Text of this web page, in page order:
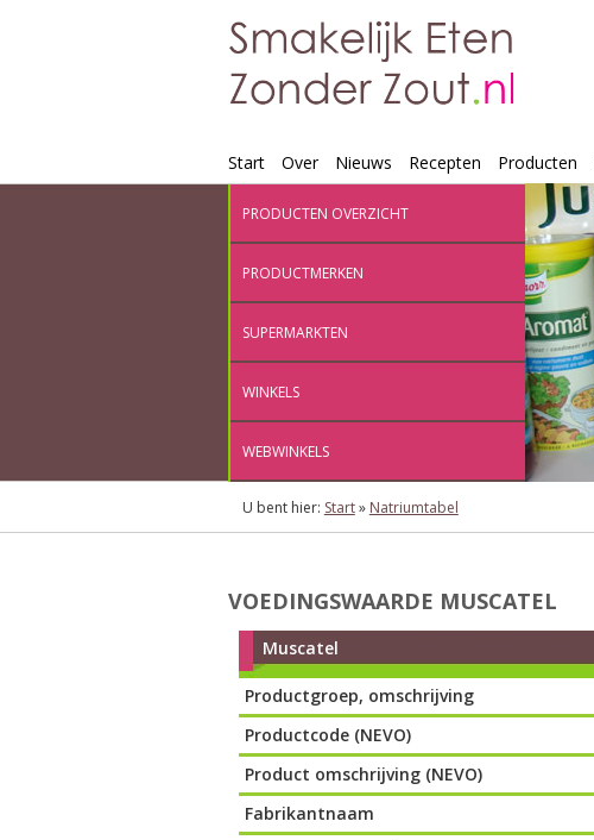
Start Over Nieuws Recepten Producten
PRODUCTEN OVERZICHT
PRODUCTMERKEN
SUPERMARKTEN
WINKELS
WEBWINKELS
U bent hier: Start» Natriumtabel
VOEDINGSWAARDE MUSCATEL
Muscatel
Productgroep, omschrijving
Productcode (NEVO)
Product omschrijving (NEVO)
Fabrikantnaam